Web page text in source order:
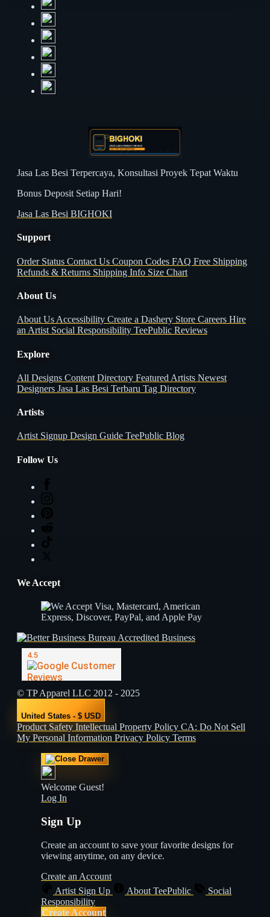
Jasa Las Besi Terpercaya, Konsultasi Proyek Tepat Waktu
Bonus Deposit Setiap Hari!
Jasa Las Besi BIGHOKI
Support
Order Status Contact Us Coupon Codes FAQ Free Shipping
Refunds & Returns Shipping Info Size Chart
About Us
About Us Accessibility Create a Dashery Store Careers Hire
an Artist Social Responsibility TeePublic Reviews
Explore
All Designs Content Directory Featured Artists Newest
Designers Jasa Las Besi Terbaru Tag Directory
Artists
Artist Signup Design Guide TeePublic Blog
Follow Us
We Accept
© TP Apparel LLC 2012 - 2025
United States - $ USD
Product Safety Intellectual Property Policy CA: Do Not Sell
My Personal Information Privacy Policy Terms
Welcome Guest!
Log In
Sign Up
Create an account to save your favorite designs for
viewing anytime, on any device.
Create an Account
Artist Sign Up
About TeePublic
Social
Responsibility
Create Account